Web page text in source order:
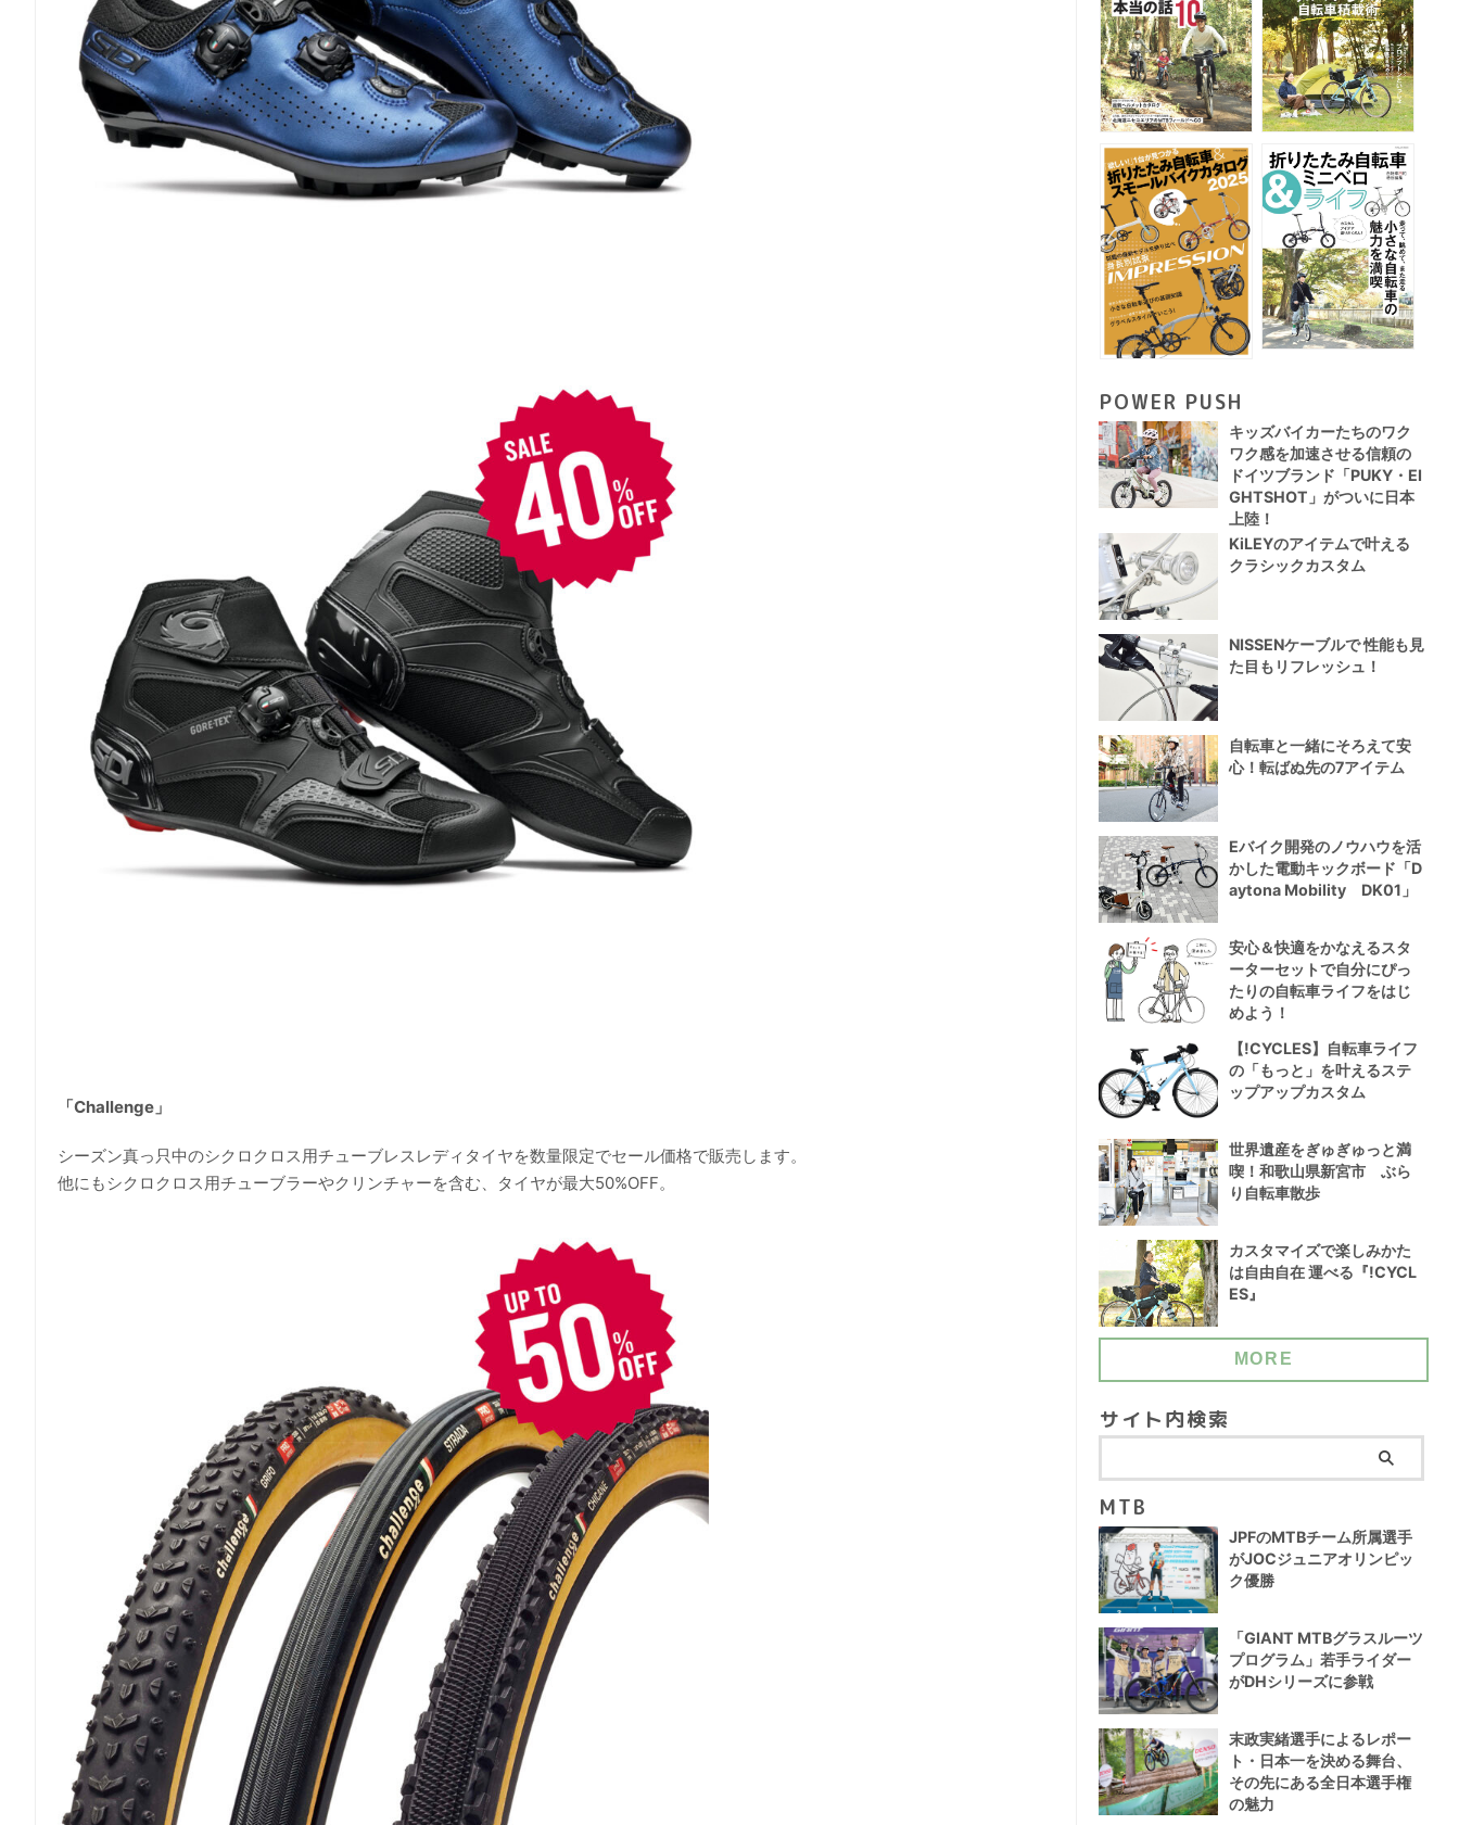
「Challenge」
シーズン真っ只中のシクロクロス用チューブレスレディタイヤを数量限定でセール価格で販売します。
他にもシクロクロス用チューブラーやクリンチャーを含む、タイヤが最大50%OFF。
POWER PUSH
キッズバイカーたちのワク
ワク感を加速させる信頼の
ドイツブランド「PUKY・EI
GHTSHOT」がついに日本
上陸！
KiLEYのアイテムで叶える
クラシックカスタム
NISSENケーブルで 性能も見
た目もリフレッシュ！
自転車と一緒にそろえて安
心！転ばぬ先の7アイテム
Eバイク開発のノウハウを活
かした電動キックボード「D
aytona Mobility DK01」
安心＆快適をかなえるスタ
ーターセットで自分にぴっ
たりの自転車ライフをはじ
めよう！
【!CYCLES】自転車ライフ
の「もっと」を叶えるステ
ップアップカスタム
世界遺産をぎゅぎゅっと満
喫！和歌山県新宮市 ぶら
り自転車散歩
カスタマイズで楽しみかた
は自由自在 運べる『!CYCL
ES』
MORE
サイト内検索
MTB
JPFのMTBチーム所属選手
がJOCジュニアオリンピッ
ク優勝
「GIANT MTBグラスルーツ
プログラム」若手ライダー
がDHシリーズに参戦
末政実緒選手によるレポー
ト・日本一を決める舞台、
その先にある全日本選手権
の魅力